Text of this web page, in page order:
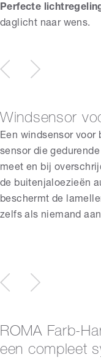
Perfecte
daglicht naar wens.
Windsensor
Een windsensor
sensor die
meet en bij
de buitenjaloezieën
beschermt de
zelfs als niemand
ROMA Farb-
een compleet